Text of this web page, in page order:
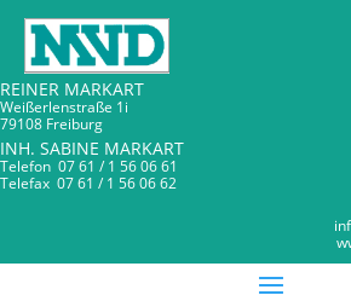
REINER MARKART
Weißerlenstraße 1i
79108 Freiburg
INH. SABINE MARKART
Telefon 07 61 / 1 56 06 61
Telefax 07 61 / 1 56 06 62
Hubarbeitsbühne GT 2000
LKW – Bühne – Teleskop für
3,5 t zulässiges Gesamtgewicht